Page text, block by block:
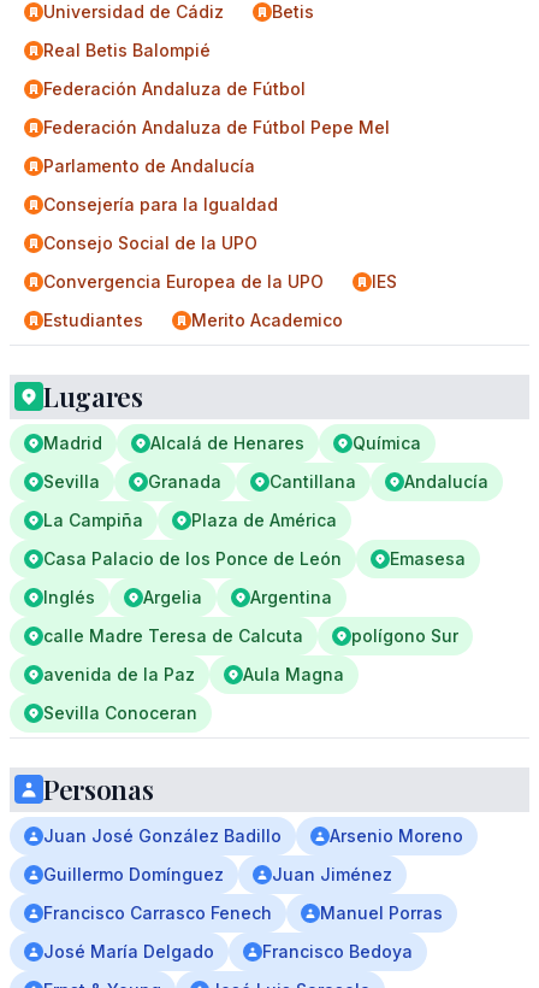
Universidad de Cádiz
Betis
Real Betis Balompié
Federación Andaluza de Fútbol
Federación Andaluza de Fútbol Pepe Mel
Parlamento de Andalucía
Consejería para la Igualdad
Consejo Social de la UPO
Convergencia Europea de la UPO
IES
Estudiantes
Merito Academico
Lugares
Madrid Alcalá de Henares
Química
Sevilla
Granada Cantillana
Andalucía
La Campiña
Plaza de América
Casa Palacio de los Ponce de León
Emasesa
Inglés
Argelia
Argentina
calle Madre Teresa de Calcuta
polígono Sur
avenida de la Paz
Aula Magna
Sevilla Conoceran
Personas
Juan José González Badillo
Arsenio Moreno
Guillermo Domínguez
Juan Jiménez
Francisco Carrasco Fenech
Manuel Porras
José María Delgado
Francisco Bedoya